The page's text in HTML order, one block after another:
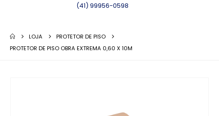
(41) 99956-0598
LOJA
PROTETOR DE PISO
PROTETOR DE PISO OBRA EXTREMA 0,60 X 10M